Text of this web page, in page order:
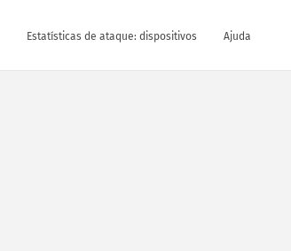
Estatísticas de ataque: dispositivos Ajuda